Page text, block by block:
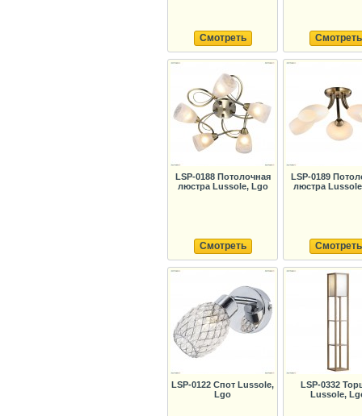
Смотреть Смотреть
LSP-0188 Потолочная
люстра Lussole, Lgo
Смотреть
LSP-0189
люстра
Смотреть
LSP-0122 Спот Lussole,
Lgo
LSP-0332
Lussole,